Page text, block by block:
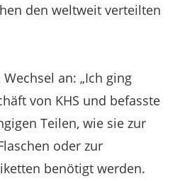
den weltweit verteilten
an: „Ich ging
von KHS und befasste
Teilen, wie sie zur
oder zur
benötigt werden.